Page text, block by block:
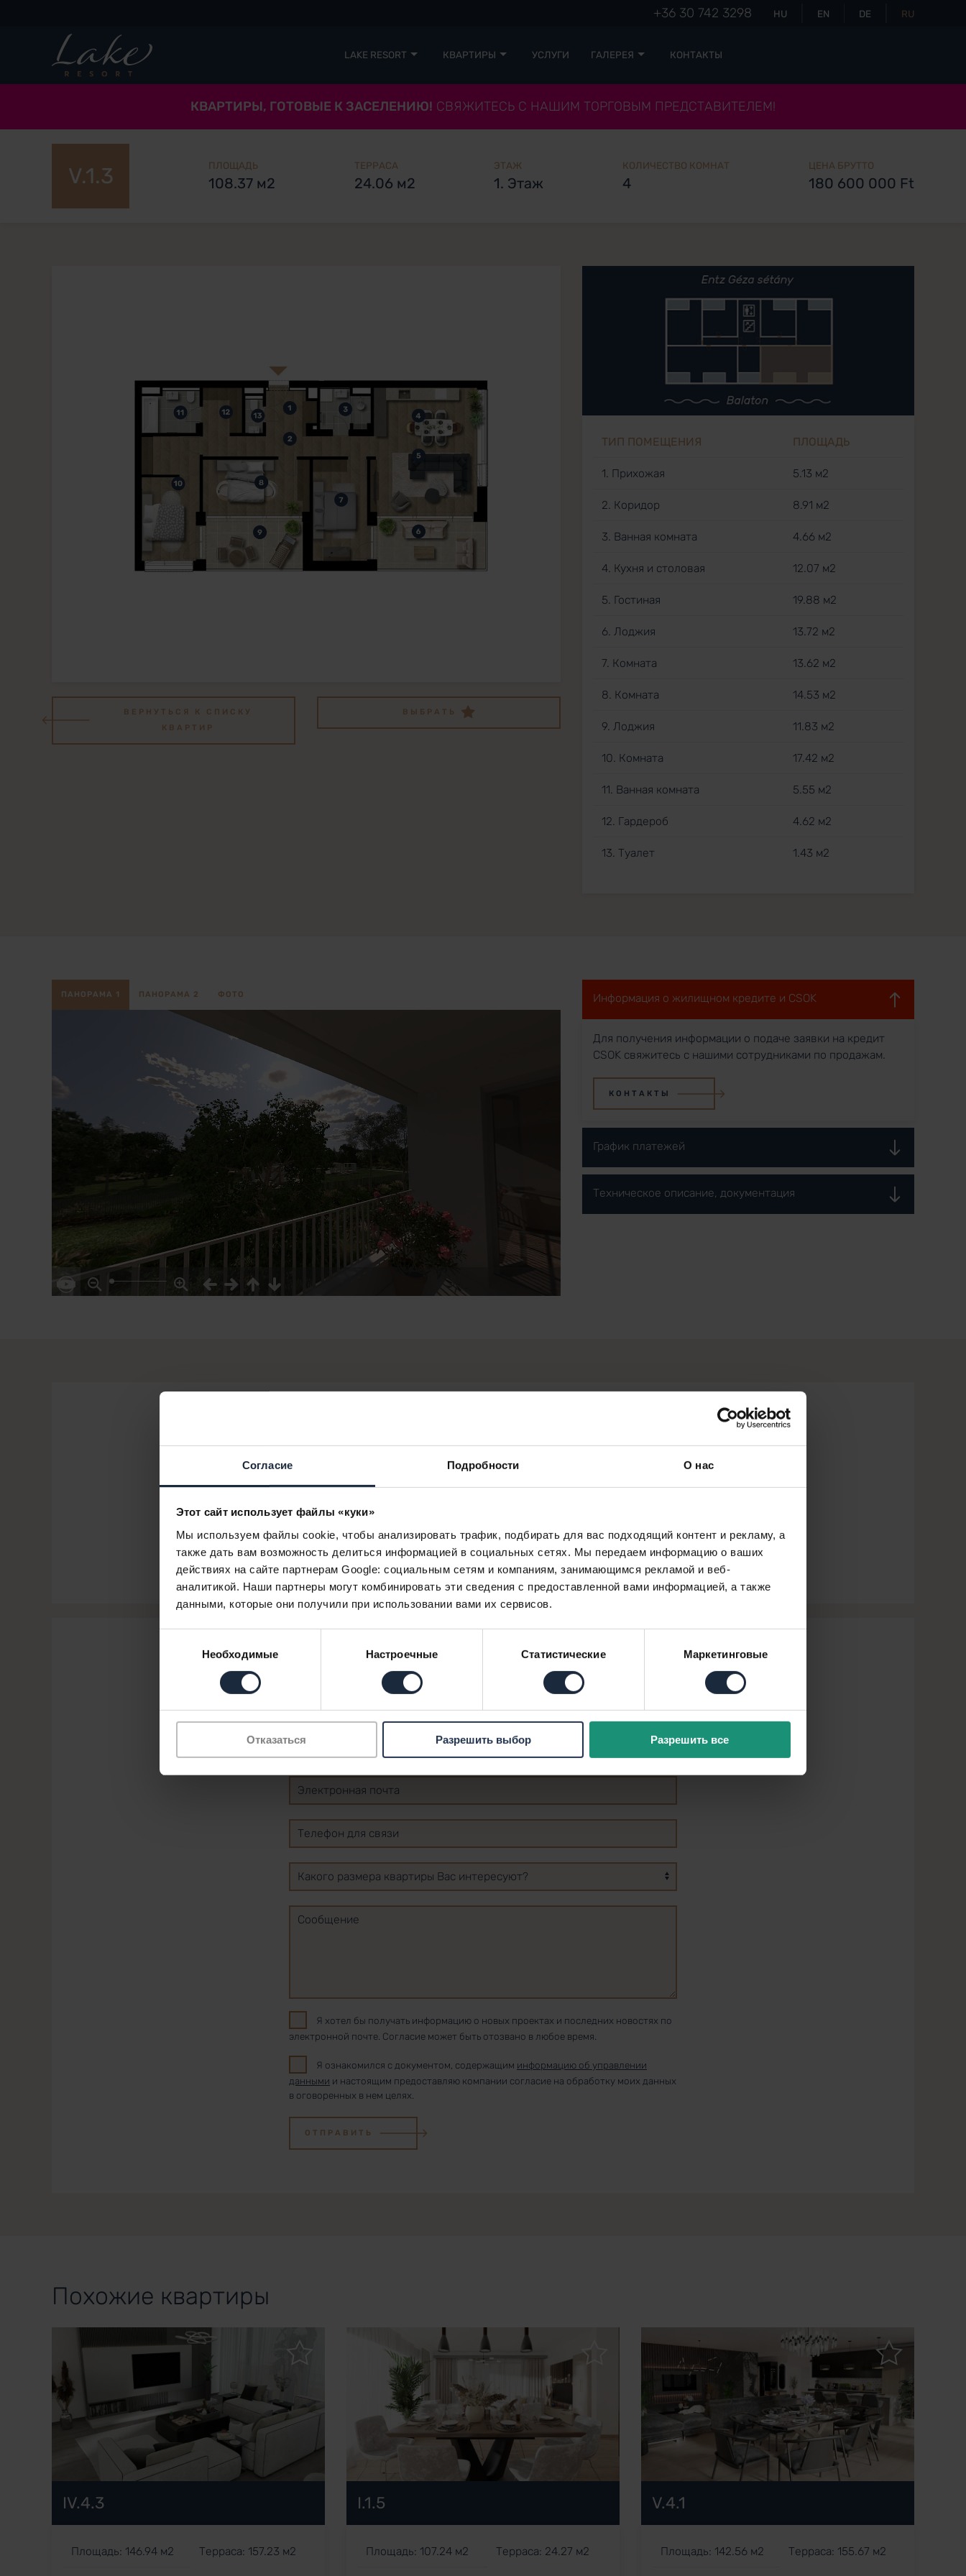
Согласие Подробности О нас
Этот сайт использует файлы «куки»
Мы используем файлы cookie, чтобы анализировать трафик, подбирать для вас подходящий контент и рекламу, а
также дать вам возможность делиться информацией в социальных сетях. Мы передаем информацию о ваших
действиях на сайте партнерам Google: социальным сетям и компаниям, занимающимся рекламой и веб-
аналитикой. Наши партнеры могут комбинировать эти сведения с предоставленной вами информацией, а также
данными, которые они получили при использовании вами их сервисов.
согласияНеобходимые Настроечные Статистические Маркетинговые
Отказаться Разрешить выбор Разрешить все
+36 30 742 3298 HU EN DE RU
LAKE RESORT КВАРТИРЫ УСЛУГИ ГАЛЕРЕЯ КОНТАКТЫ
КВАРТИРЫ, ГОТОВЫЕ К ЗАСЕЛЕНИЮ! СВЯЖИТЕСЬ С НАШИМ ТОРГОВЫМ ПРЕДСТАВИТЕЛЕМ!
V.1.3 ПЛОЩАДЬ
108.37 м2
ТЕРРАСА
24.06 м2
ЭТАЖ
1. Этаж
КОЛИЧЕСТВО КОМНАТ
4
ЦЕНА БРУТТО
180 600 000 Ft
ВЕРНУТЬСЯ К СПИСКУ
КВАРТИР
ВЫБРАТЬ
ТИП ПОМЕЩЕНИЯ ПЛОЩАДЬ
1. Прихожая 5.13 м2
2. Коридор 8.91 м2
3. Ванная комната 4.66 м2
4. Кухня и столовая 12.07 м2
5. Гостиная 19.88 м2
6. Лоджия 13.72 м2
7. Комната 13.62 м2
8. Комната 14.53 м2
9. Лоджия 11.83 м2
10. Комната 17.42 м2
11. Ванная комната 5.55 м2
12. Гардероб 4.62 м2
13. Туалет 1.43 м2
ПАНОРАМА 1 ПАНОРАМА 2 ФОТО Информация о жилищном кредите и CSOK
Для получения информации о подаче заявки на кредит
CSOK свяжитесь с нашими сотрудниками по продажам.
КОНТАКТЫ
График платежей
Техническое описание, документация
Hanko Barbara
+36 70 426 4868
barbara.hanko@lakeresort.hu
ВВЕДИТЕ СВОИ КОНТАКТНЫЕ ДАННЫЕ, МЫ ВАМ
Я хотел бы получать информацию о новых проектах и последних новостях по
электронной почте. Согласие может быть отозвано в любое время.
Я ознакомился с документом, содержащим информацию об управлении
данными и настоящим предоставляю компании согласие на обработку моих данных
в оговоренных в нем целях.
ОТПРАВИТЬ
Похожие квартиры
IV.4.3
Площадь: 146.94 м2 Терраса: 157.23 м2
I.1.5
Площадь: 107.24 м2 Терраса: 24.27 м2
V.4.1
Площадь: 142.56 м2 Терраса: 155.67 м2